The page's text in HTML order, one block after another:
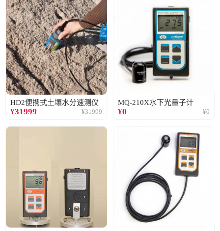
HD2便携式土壤水分速测仪
¥31999 ¥31999
MQ-210X水下光量子计
¥0 ¥0